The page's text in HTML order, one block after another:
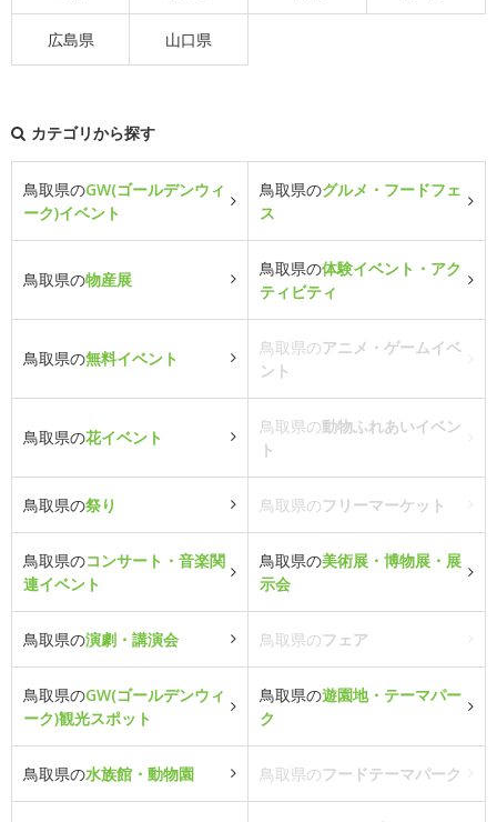
広島県 山口県
カテゴリから探す
鳥取県のGW(ゴールデンウィ
ーク)イベント
鳥取県のグルメ・フードフェ
ス
鳥取県の物産展
鳥取県の体験イベント・アク
ティビティ
鳥取県の無料イベント
鳥取県のアニメ・ゲームイベ
ント
鳥取県の花イベント
鳥取県の動物ふれあいイベン
ト
鳥取県の祭り 鳥取県のフリーマーケット
鳥取県のコンサート・音楽関
連イベント
鳥取県の美術展・博物展・展
示会
鳥取県の演劇・講演会 鳥取県のフェア
鳥取県のGW(ゴールデンウィ
ーク)観光スポット
鳥取県の遊園地・テーマパー
ク
鳥取県の水族館・動物園 鳥取県のフードテーマパーク